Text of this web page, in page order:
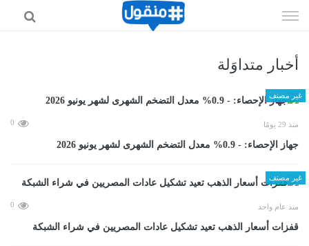
الى
أخبار متداوَلة
غير مصنف
منذ 29 يومًا 0
جهاز الإحصاء: - 0.9% معدل التضخم الشهرى لشهر يونيو 2026
غير مصنف
منذ عام واحد 0
قفزات أسعار الذهب تعيد تشكيل عادات المصريين في شراء الشبكة